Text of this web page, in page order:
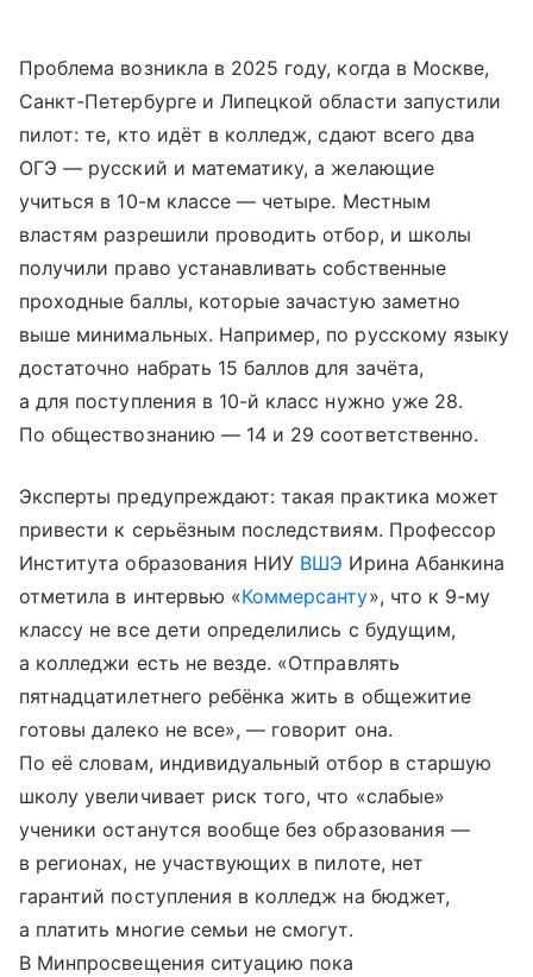
Проблема возникла в 2025 году, когда в Москве,
Санкт-Петербурге и Липецкой области запустили
пилот: те, кто идёт в колледж, сдают всего два
ОГЭ — русский и математику, а желающие
учиться в 10-м классе — четыре. Местным
властям разрешили проводить отбор, и школы
получили право устанавливать собственные
проходные баллы, которые зачастую заметно
выше минимальных. Например, по русскому языку
достаточно набрать 15 баллов для зачёта,
а для поступления в 10-й класс нужно уже 28.
По обществознанию — 14 и 29 соответственно.
Эксперты предупреждают: такая практика может
привести к серьёзным последствиям. Профессор
Института образования НИУ ВШЭ Ирина Абанкина
отметила в интервью «Коммерсанту», что к 9-му
классу не все дети определились с будущим,
а колледжи есть не везде. «Отправлять
пятнадцатилетнего ребёнка жить в общежитие
готовы далеко не все», — говорит она.
По её словам, индивидуальный отбор в старшую
школу увеличивает риск того, что «слабые»
ученики останутся вообще без образования —
в регионах, не участвующих в пилоте, нет
гарантий поступления в колледж на бюджет,
а платить многие семьи не смогут.
В Минпросвещения ситуацию пока